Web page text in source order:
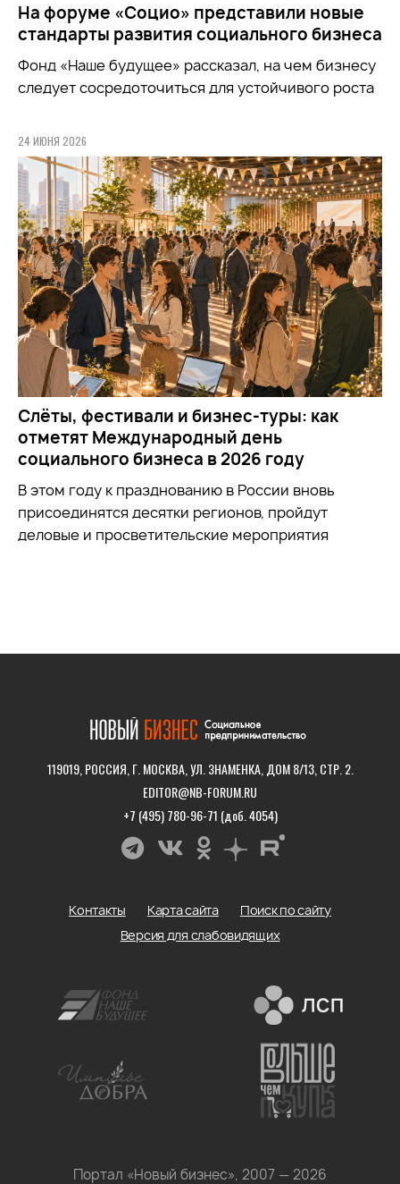
На форуме «Социо» представили новые
стандарты развития социального бизнеса
Фонд «Наше будущее» рассказал, на чем бизнесу
следует сосредоточиться для устойчивого роста
24 ИЮНЯ 2026
Слёты, фестивали и бизнес-туры: как
отметят Международный день
социального бизнеса в 2026 году
В этом году к празднованию в России вновь
присоединятся десятки регионов, пройдут
деловые и просветительские мероприятия
119019, РОССИЯ, Г. МОСКВА, УЛ. ЗНАМЕНКА, ДОМ 8/13, СТР. 2.
EDITOR@NB-FORUM.RU
+7 (495) 780-96-71 (доб. 4054)
Портал «Новый бизнес», 2007 — 2026
Контакты Карта сайта
Поиск по сайту
Версия для слабовидящих